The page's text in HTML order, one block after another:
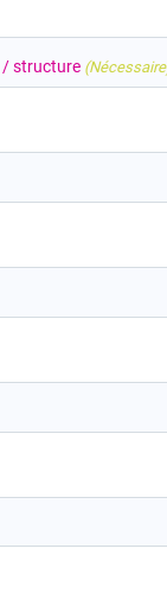
/ structure